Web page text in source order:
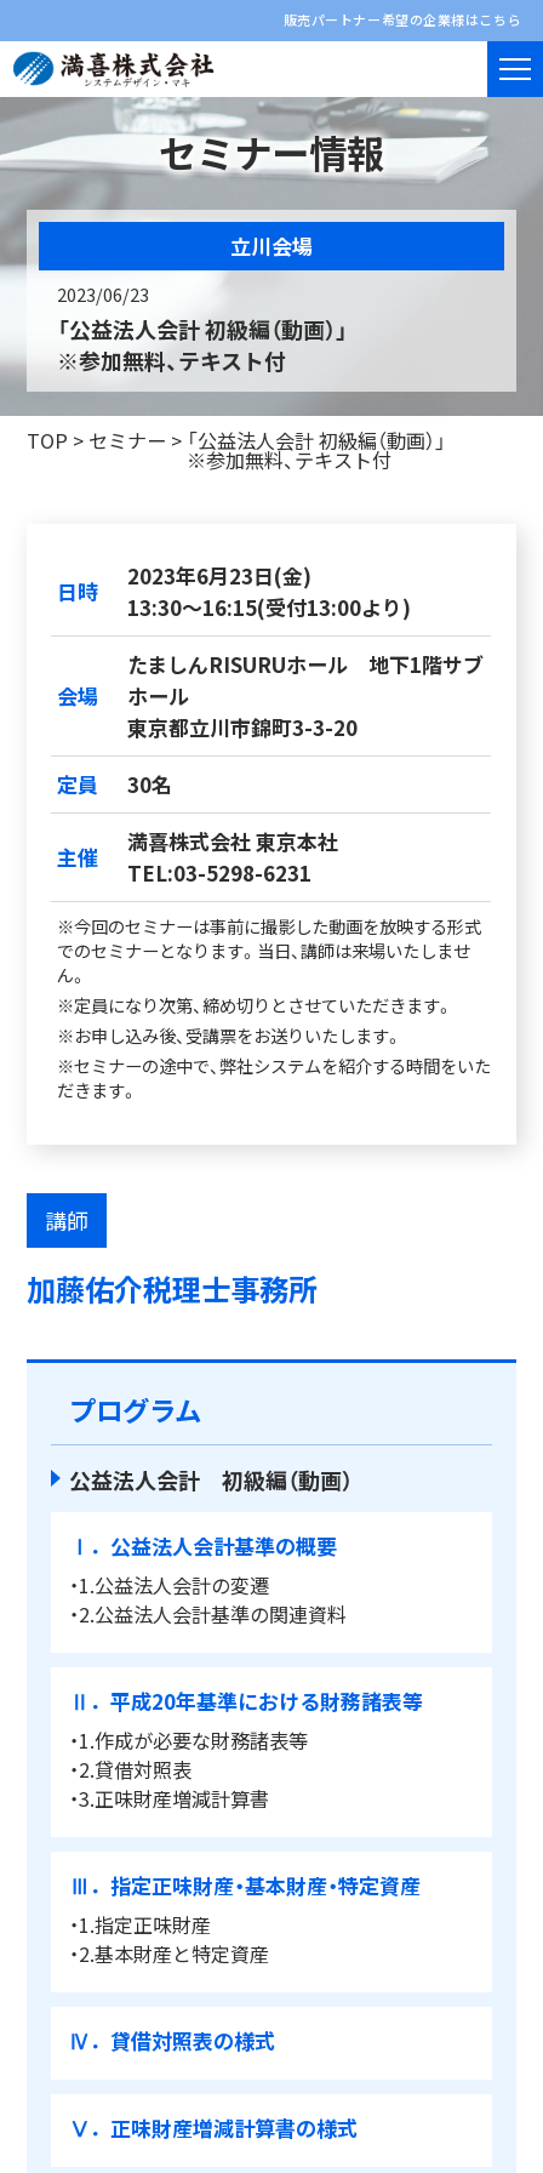
販売パートナー希望の企業様はこちら
セミナー情報
立川会場
2023/06/23
「公益法人会計 初級編（動画）」
※参加無料、テキスト付
TOP > セミナー > 「公益法人会計 初級編（動画）」
※参加無料、テキスト付
日時
2023年6月23日(金)
13:30～16:15(受付13:00より)
会場
たましんRISURUホール 地下1階サブ
ホール
東京都立川市錦町3-3-20
定員
30名
主催
満喜株式会社 東京本社
TEL:03-5298-6231
※今回のセミナーは事前に撮影した動画を放映する形式
でのセミナーとなります。当日、講師は来場いたしませ
ん。
※定員になり次第、締め切りとさせていただきます。
※お申し込み後、受講票をお送りいたします。
※セミナーの途中で、弊社システムを紹介する時間をいた
だきます。
講師
加藤佑介税理士事務所
プログラム
公益法人会計 初級編（動画）
Ⅰ．公益法人会計基準の概要
・1.公益法人会計の変遷
・2.公益法人会計基準の関連資料
Ⅱ．平成20年基準における財務諸表等
・1.作成が必要な財務諸表等
・2.貸借対照表
・3.正味財産増減計算書
Ⅲ．指定正味財産・基本財産・特定資産
・1.指定正味財産
・2.基本財産と特定資産
Ⅳ．貸借対照表の様式
Ⅴ．正味財産増減計算書の様式